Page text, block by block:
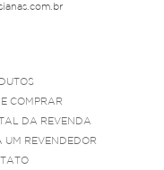
COMPRAR
DA REVENDA
UM REVENDEDOR